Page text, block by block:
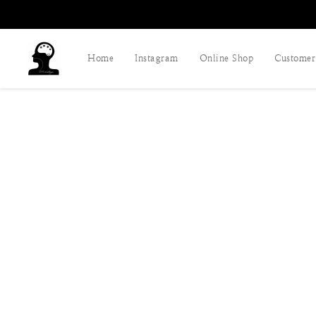
Home Instagram Online Shop